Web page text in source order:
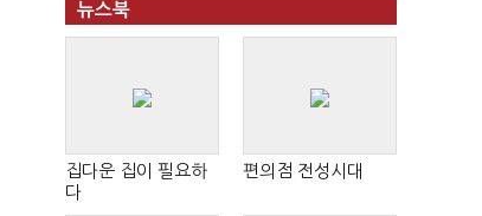
뉴스북
집다운 집이 필요하
다
편의점 전성시대